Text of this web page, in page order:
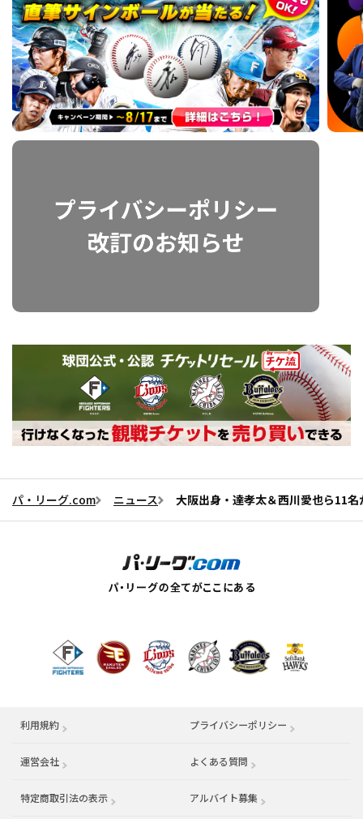
パ・リーグ.com ニュース 大阪出身・達孝太＆西川愛也ら11
利用規約 プライバシーポリシー
運営会社 （別ウィンドウで開く） よくある質問
特定商取引法の表示 アルバイト募集 （別ウィンドウで開く